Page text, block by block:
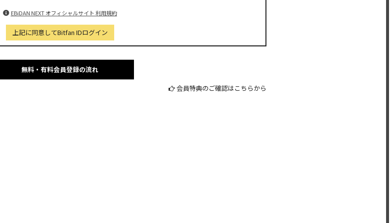
EBiDAN NEXT オフィシャルサイト 利用規約
上記に同意してBitfan IDログイン
無料・有料会員登録の流れ
会員特典のご確認はこちらから